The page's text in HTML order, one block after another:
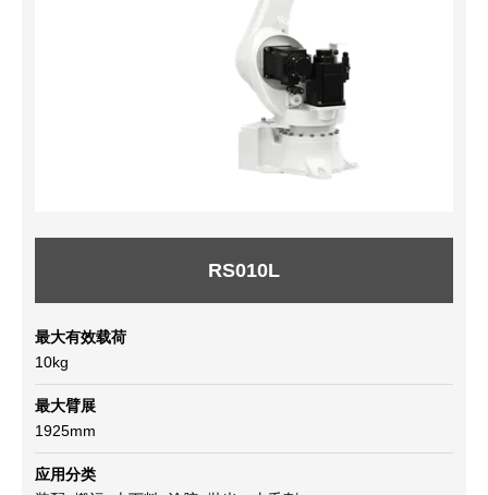
RS010L
最大有效载荷
10kg
最大臂展
1925mm
应用分类